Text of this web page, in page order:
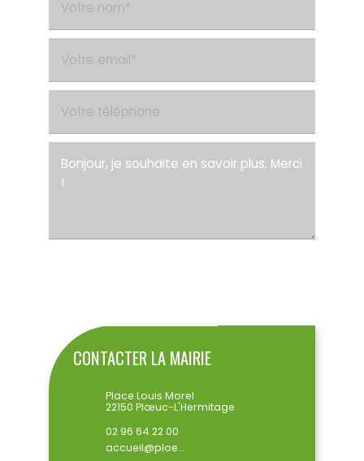
CONTACTER LA MAIRIE
Place Louis Morel
22150 Plœuc-L'Hermitage
02 96 64 22 00
accueil@ploeuclhermitage.bzh